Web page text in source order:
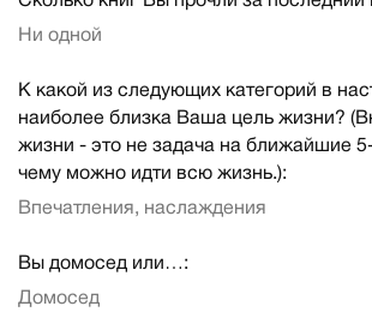
Ни одной
К какой из следующих категорий в
наиболее близка Ваша цель жизни?
жизни - это не задача на ближайшие 5-
чему можно идти всю жизнь.):
Впечатления, наслаждения
Вы домосед или…:
Домосед